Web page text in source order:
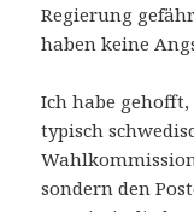
Regierung
haben keine
Ich habe
typisch
sondern den